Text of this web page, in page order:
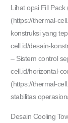
Lihat opsi Fill
(https://thermal-
konstruksi yang
cell.id/desain-
– Sistem control
cell.id/horizontal-
(https://thermal-
stabilitas
Desain Cooling